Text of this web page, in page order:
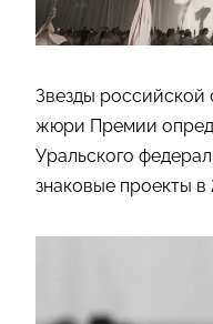
Звезды российской
жюри Премии
Уральского
знаковые проекты в